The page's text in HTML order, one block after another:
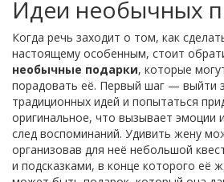
Идеи необычных
Когда речь заходит о том, как
настоящему особенным, стоит
необычные подарки, которые
порадовать её. Первый шаг — выйти
традиционных идей и попытаться
оригинальное, что вызывает эмоции
след воспоминаний. Удивить жену
организовав для неё небольшой
и подсказками, в конце которого её